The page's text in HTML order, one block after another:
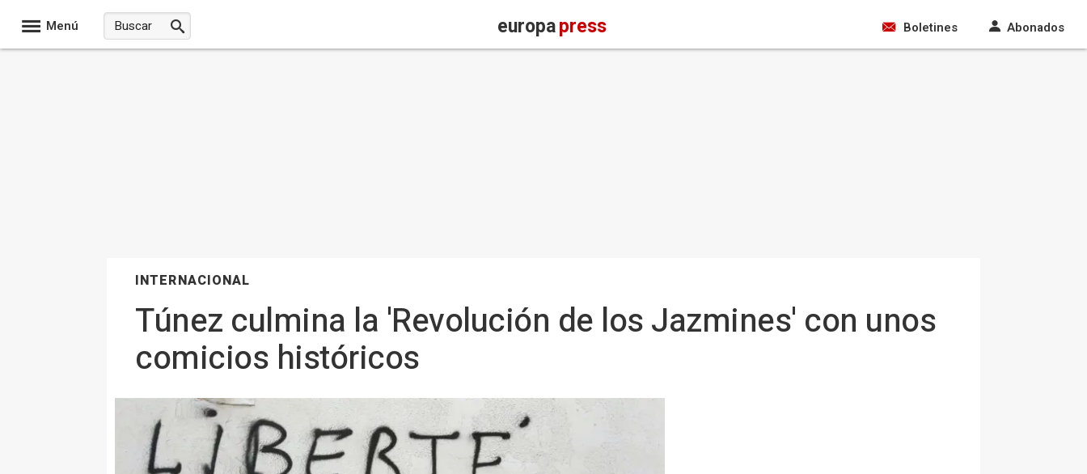
Menú europapress Boletines Abonados
INTERNACIONAL
Túnez culmina la 'Revolución de los Jazmines' con unos
comicios históricos